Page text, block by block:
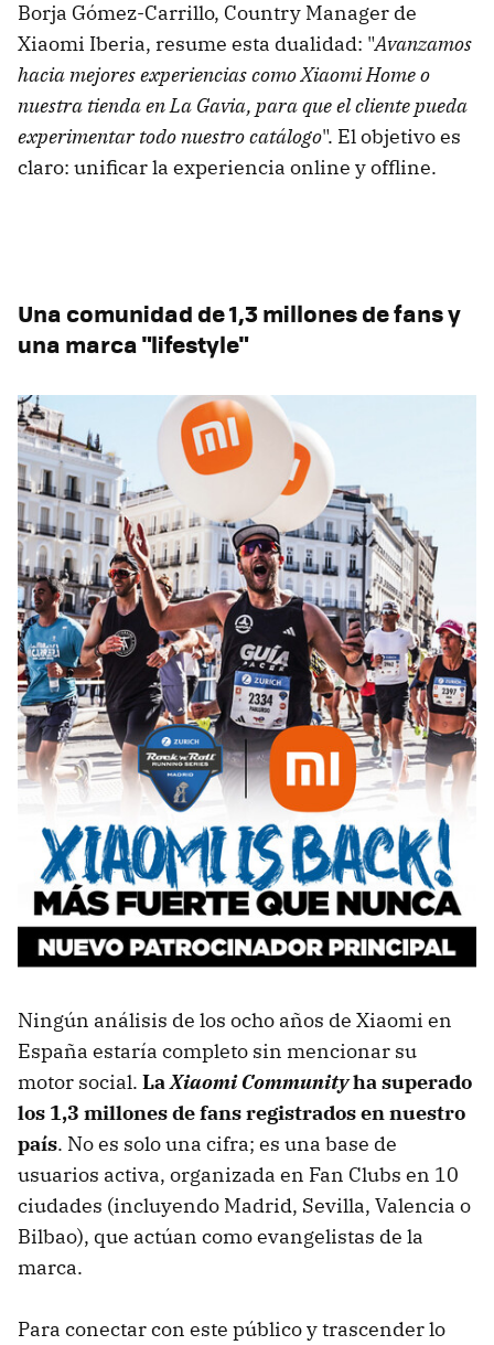
Borja Gómez-Carrillo, Country Manager de
Xiaomi Iberia, resume esta dualidad: "Avanzamos
hacia mejores experiencias como Xiaomi Home o
nuestra tienda en La Gavia, para que el cliente pueda
experimentar todo nuestro catálogo". El objetivo es
claro: unificar la experiencia online y offline.
Una comunidad de 1,3 millones de fans y
una marca "lifestyle"
Ningún análisis de los ocho años de Xiaomi en
España estaría completo sin mencionar su
motor social. LaXiaomi Communityha superado
los 1,3 millones de fans registrados en nuestro
país. No es solo una cifra; es una base de
usuarios activa, organizada en Fan Clubs en 10
ciudades (incluyendo Madrid, Sevilla, Valencia o
Bilbao), que actúan como evangelistas de la
marca.
Para conectar con este público y trascender lo